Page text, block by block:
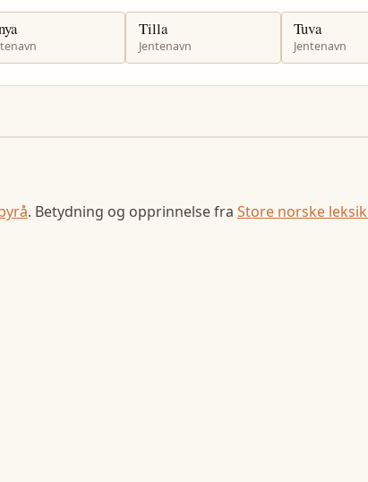
Tilla
Jentenavn
Tuva
Jentenavn
. Betydning og opprinnelse fra Store norske